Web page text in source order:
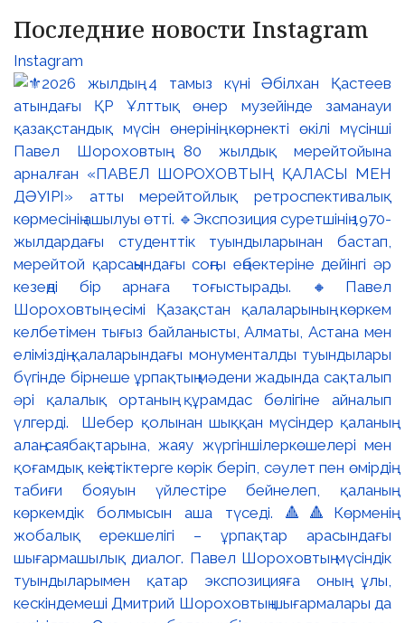
Последние новости Instagram
Instagram